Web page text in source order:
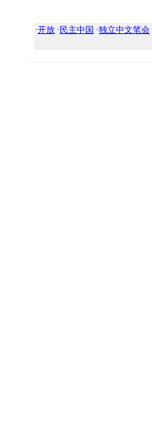
·开放 · 民主中国 ·独立中文笔会